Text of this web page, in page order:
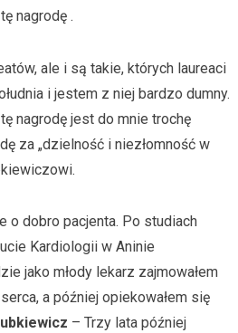
nagrodę .
ale i są takie, których laureaci
i jestem z niej bardzo dumny.
nagrodę jest do mnie trochę
za „dzielność i niezłomność w
o dobro pacjenta. Po studiach
Kardiologii w Aninie
jako młody lekarz zajmowałem
a później opiekowałem się
– Trzy lata później